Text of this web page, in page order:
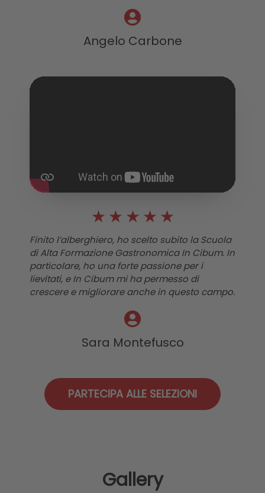
Angelo Carbone
★ ★ ★ ★ ★
Finito l’alberghiero, ho scelto subito la Scuola
di Alta Formazione Gastronomica In Cibum. In
particolare, ho una forte passione per i
lievitati, e In Cibum mi ha permesso di
crescere e migliorare anche in questo campo.
Sara Montefusco
PARTECIPA ALLE SELEZIONI
Gallery